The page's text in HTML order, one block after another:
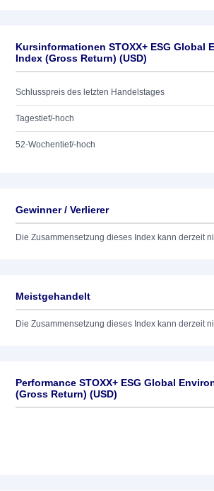
Kursinformationen STOXX+ ESG Global
Index (Gross Return) (USD)
Schlusspreis des letzten Handelstages
Tagestief/-hoch
52-Wochentief/-hoch
Gewinner / Verlierer
Die Zusammensetzung dieses Index kann derzeit
Meistgehandelt
Die Zusammensetzung dieses Index kann derzeit
Performance STOXX+ ESG Global
(Gross Return) (USD)